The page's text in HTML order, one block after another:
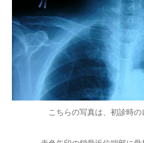
こちらの写真は、初診時の